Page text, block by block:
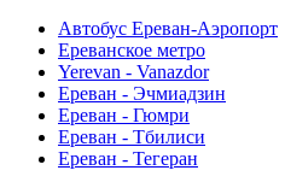
Автобус Ереван-Аэропорт
Ереванское метро
Yerevan - Vanazdor
Ереван - Эчмиадзин
Ереван - Гюмри
Ереван - Тбилиси
Ереван - Тегеран